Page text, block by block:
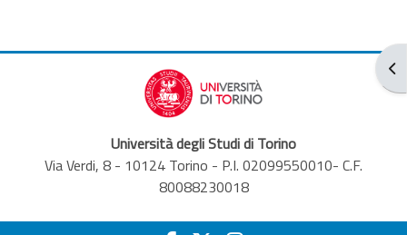
Università degli Studi di Torino
Via Verdi, 8 - 10124 Torino - P.I. 02099550010- C.F.
80088230018